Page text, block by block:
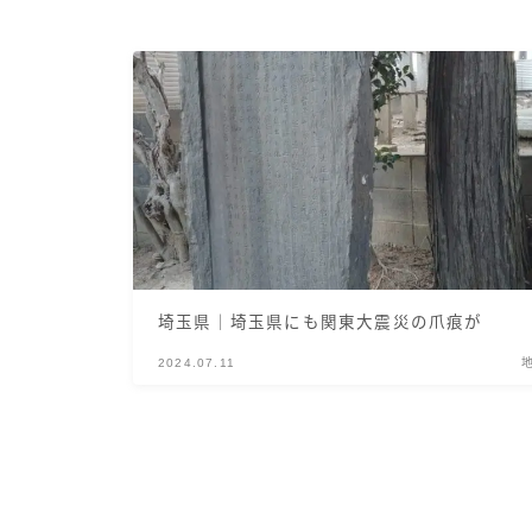
埼玉県｜埼玉県にも関東大震災の爪痕が
2024.07.11